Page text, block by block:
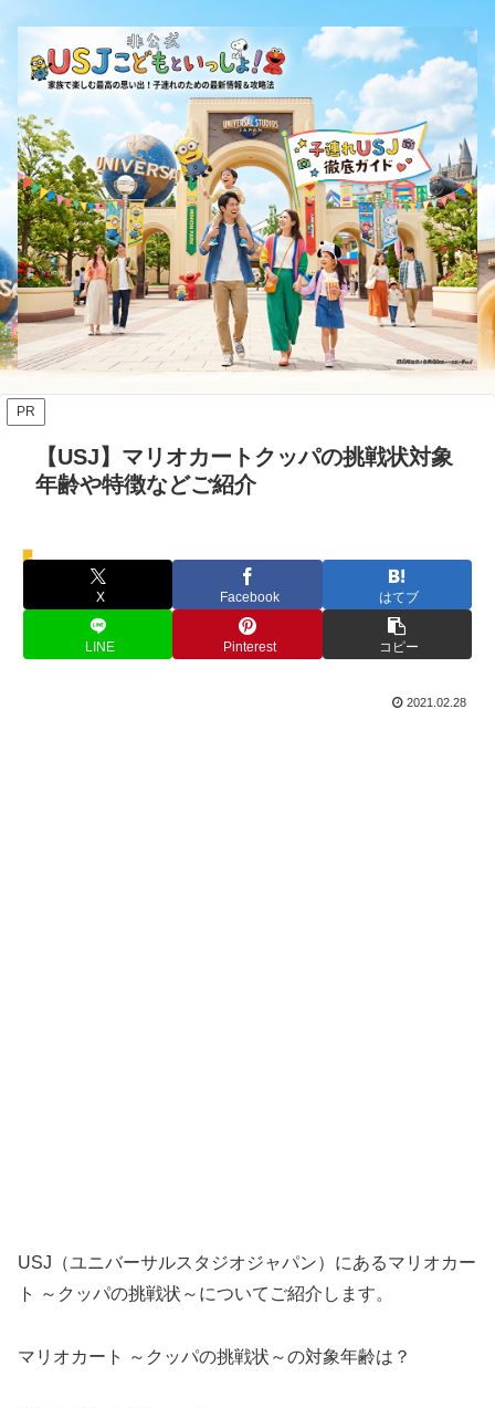
PR
【USJ】マリオカートクッパの挑戦状対象
年齢や特徴などご紹介
アトラクション情報
X Facebook はてブ
LINE Pinterest コピー
2021.02.28
USJ（ユニバーサルスタジオジャパン）にあるマリオカー
ト ～クッパの挑戦状～についてご紹介します。
マリオカート ～クッパの挑戦状～の対象年齢は？